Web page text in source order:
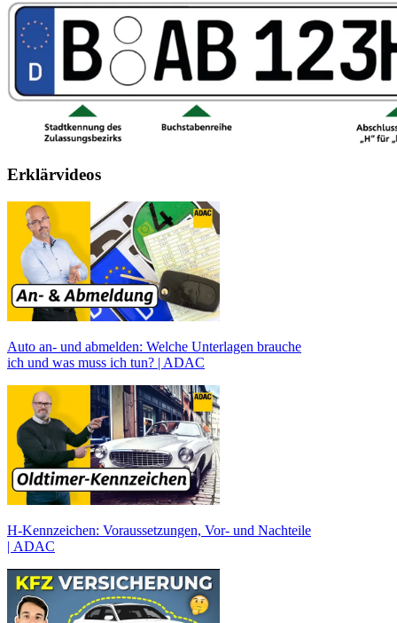
Erklärvideos
Auto an- und abmelden: Welche Unterlagen brauche
ich und was muss ich tun? | ADAC
H-Kennzeichen: Voraussetzungen, Vor- und Nachteile
| ADAC